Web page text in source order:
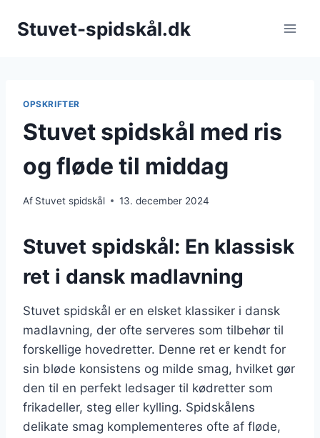
Stuvet-spidskål.dk
OPSKRIFTER
Stuvet spidskål med ris
og fløde til middag
Af Stuvet spidskål 13. december 2024
Stuvet spidskål: En klassisk
ret i dansk madlavning
Stuvet spidskål er en elsket klassiker i dansk
madlavning, der ofte serveres som tilbehør til
forskellige hovedretter. Denne ret er kendt for
sin bløde konsistens og milde smag, hvilket gør
den til en perfekt ledsager til kødretter som
frikadeller, steg eller kylling. Spidskålens
delikate smag komplementeres ofte af fløde,